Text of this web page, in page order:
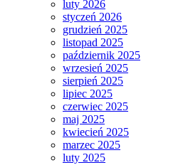
luty 2026
styczeń 2026
grudzień 2025
listopad 2025
październik 2025
wrzesień 2025
sierpień 2025
lipiec 2025
czerwiec 2025
maj 2025
kwiecień 2025
marzec 2025
luty 2025